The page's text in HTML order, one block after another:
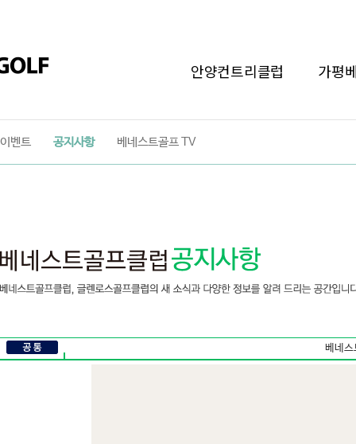
안양컨트리클럽 가평
이벤트 공지사항 베네스트골프 TV
베네스